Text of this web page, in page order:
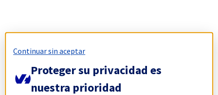
Continuar sin aceptar
Proteger su privacidad es
nuestra prioridad